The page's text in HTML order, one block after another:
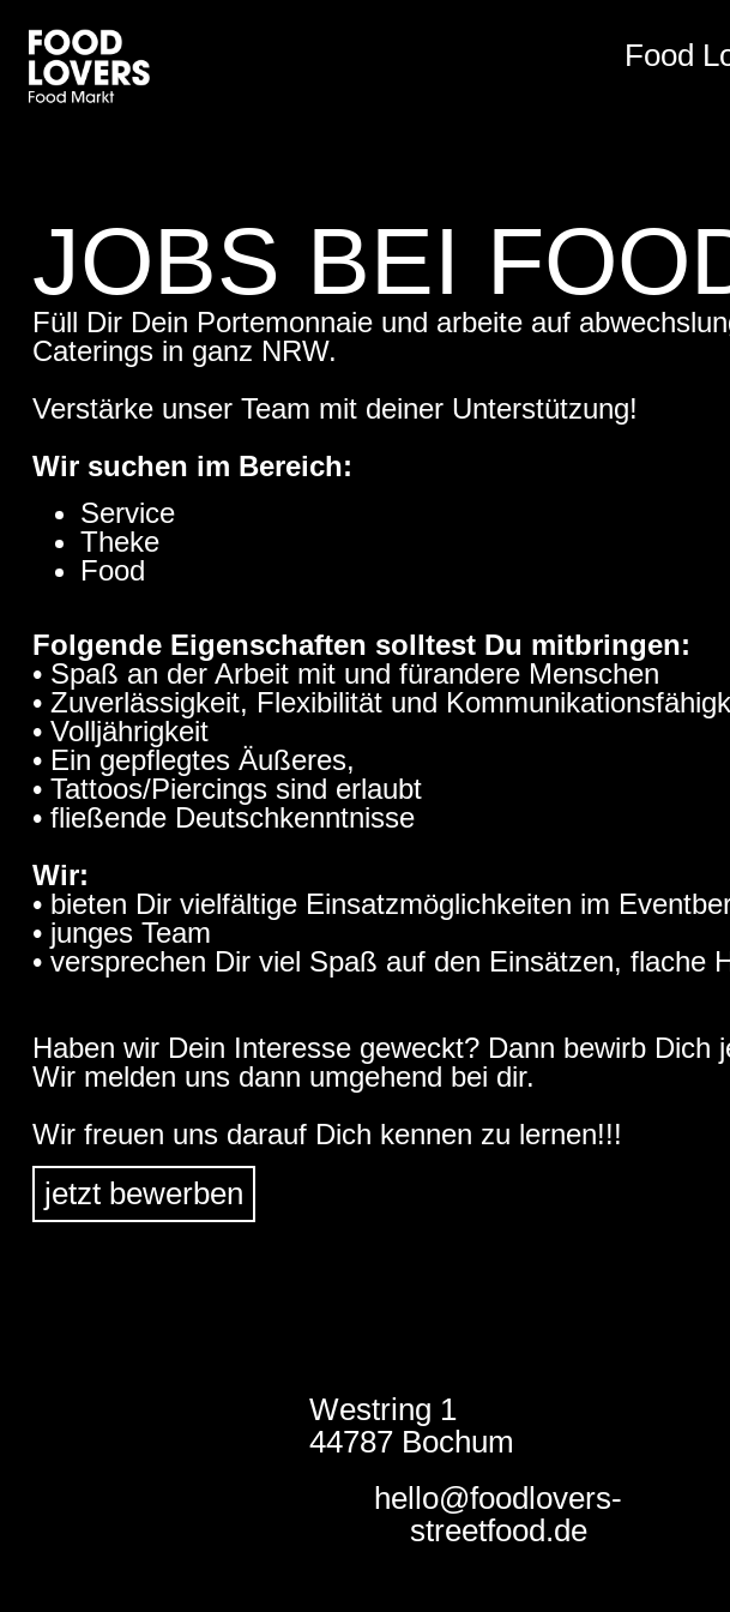
Food
JOBS BEI
Füll Dir Dein Portemonnaie und arbeite auf
Caterings in ganz NRW.
Verstärke unser Team mit deiner Unterstützung!
Wir suchen im Bereich:
Service
Theke
Food
Folgende Eigenschaften solltest Du mitbringen:
• Spaß an der Arbeit mit und fürandere Menschen
• Zuverlässigkeit, Flexibilität und
• Volljährigkeit
• Ein gepflegtes Äußeres,
• Tattoos/Piercings sind erlaubt
• fließende Deutschkenntnisse
Wir:
• bieten Dir vielfältige Einsatzmöglichkeiten im
• junges Team
• versprechen Dir viel Spaß auf den Einsätzen, flache
Haben wir Dein Interesse geweckt? Dann bewirb
Wir melden uns dann umgehend bei dir.
Wir freuen uns darauf Dich kennen zu lernen!!!
jetzt bewerben
Westring 1
44787 Bochum
hello@foodlovers-
streetfood.de